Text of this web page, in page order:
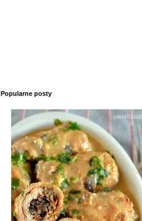
Popularne posty